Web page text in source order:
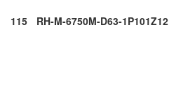
115 RH-M-6750M-D63-1P101Z12